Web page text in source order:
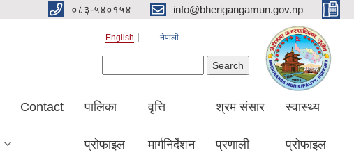
०८३-५४०१५४ info@bherigangamun.gov.np
English नेपाली
Contact पालिका
प्रोफाइल
वृत्ति
मार्गनिर्देशन
श्रम संसार
प्रणाली
स्वास्थ्य
प्रोफाइल